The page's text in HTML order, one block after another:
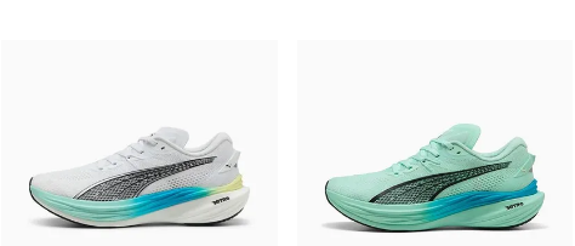
ブーツ・サンダル
バッグ
キャップ
ソックス
バッグ
ベット・マット・シート
ライト・ランタン
TRIGG
ERPOI
NT
UMBR
O
R
ARMO
UR